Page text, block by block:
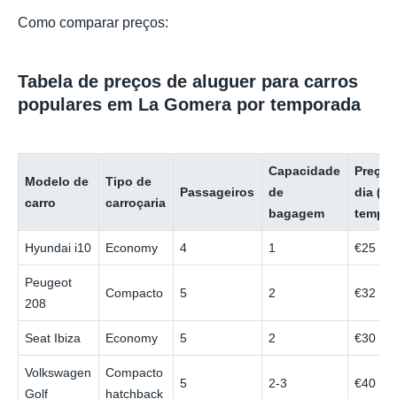
Como comparar preços:
Tabela de preços de aluguer para carros
populares em La Gomera por temporada
Modelo de
carro
Tipo de
carroçaria
Passageiros
Capacidade
de
bagagem
Preço
dia
Hyundai i10 Economy 4 1 €25
Peugeot
208
Compacto 5 2 €32
Seat Ibiza Economy 5 2 €30
Volkswagen
Golf
Compacto
hatchback
5 2-3 €40